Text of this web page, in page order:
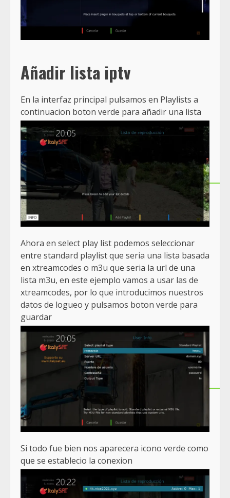
Añadir lista iptv
En la interfaz principal pulsamos en Playlists a
continuacion boton verde para añadir una lista
Ahora en select play list podemos seleccionar
entre standard playlist que seria una lista basada
en xtreamcodes o m3u que seria la url de una
lista m3u, en este ejemplo vamos a usar las de
xtreamcodes, por lo que introducimos nuestros
datos de logueo y pulsamos boton verde para
guardar
Si todo fue bien nos aparecera icono verde como
que se establecio la conexion